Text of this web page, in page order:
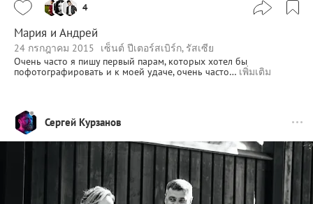
4
Мария и Андрей
24 กรกฎาคม 2015
เซ็นต์ ปีเตอร์สเบิร์ก, รัสเซีย
Очень часто я пишу первый парам, которых хотел бы
пофотографировать и к моей удаче, очень часто… เพิ่มเติม
Сергей Курзанов